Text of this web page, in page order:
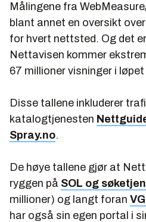
Målingene fra
blant annet en oversikt
for hvert nettsted. Og det
Nettavisen kommer
67 millioner visninger i
Disse tallene inkluderer
katalogtjenesten
Spray.no.
De høye tallene gjør at
ryggen på SOL og
millioner) og langt foran
har også sin egen portal i